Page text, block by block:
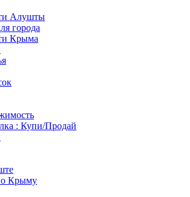
Алушты
города
Крыма
: Купи/Продай
Крыму